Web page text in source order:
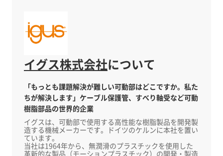
イグス株式会社について
「もっとも課題解決が難しい可動部はどこですか。私た
ちが解決します」ケーブル保護管、すべり軸受など可動
樹脂部品の世界的企業
イグスは、可動部で使用する高性能な樹脂製品を開発製
造する機械メーカーです。ドイツのケルンに本社を置い
ています。
当社は1964年から、無潤滑のプラスチックを使用した
革新的な製品（モーションプラスチック）の開発・製造